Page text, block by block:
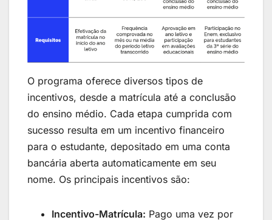
O programa oferece diversos tipos de
incentivos, desde a matrícula até a conclusão
do ensino médio. Cada etapa cumprida com
sucesso resulta em um incentivo financeiro
para o estudante, depositado em uma conta
bancária aberta automaticamente em seu
nome. Os principais incentivos são:
Incentivo-Matrícula: Pago uma vez por